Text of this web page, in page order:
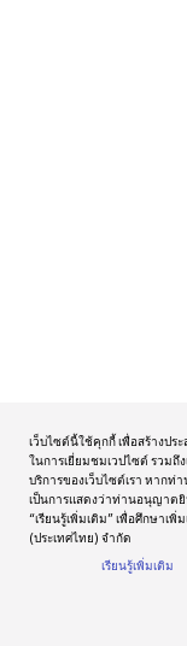
เว็บไซต์นี้ใช้คุกกี้ เพื่อสร้างป
ในการเยี่ยมชมเวปไซต์ รวม
บริการของเว็บไซต์เรา หากท่
เป็นการแสดงว่าท่านอนุญาต
“เรียนรู้เพิ่มเติม” เพื่อศึกษาเ
(ประเทศไทย) จำกัด
เรียนรู้เพิ่มเติม